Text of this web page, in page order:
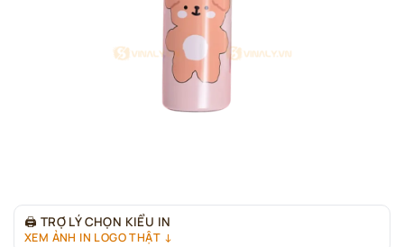
🖨 TRỢ LÝ CHỌN KIỂU IN
XEM ẢNH IN LOGO THẬT ↓